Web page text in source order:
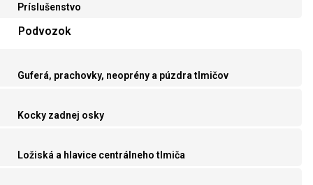
Príslušenstvo
Podvozok
Guferá, prachovky, neoprény a púzdra tlmičov
Kocky zadnej osky
Ložiská a hlavice centrálneho tlmiča